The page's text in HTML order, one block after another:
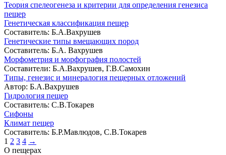
Теория спелеогенеза и критерии для определения генезиса
пещер
Генетическая классификация пещер
Составитель: Б.А.Вахрушев
Генетические типы вмещающих пород
Составитель: Б.А. Вахрушев
Морфометрия и морфография полостей
Составители: Б.А.Вахрушев, Г.В.Самохин
Типы, генезис и минералогия пещерных отложений
Автор: Б.А.Вахрушев
Гидрология пещер
Составитель: С.В.Токарев
Сифоны
Климат пещер
Составитель: Б.Р.Мавлюдов, С.В.Токарев
1 2 3 4 →
О пещерах